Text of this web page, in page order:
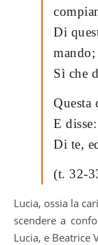
Di
mando;
Sì che
Questa
E
Di te,
(t. 32-
Lucia, ossia la
scendere a
Lucia, e Beatrice